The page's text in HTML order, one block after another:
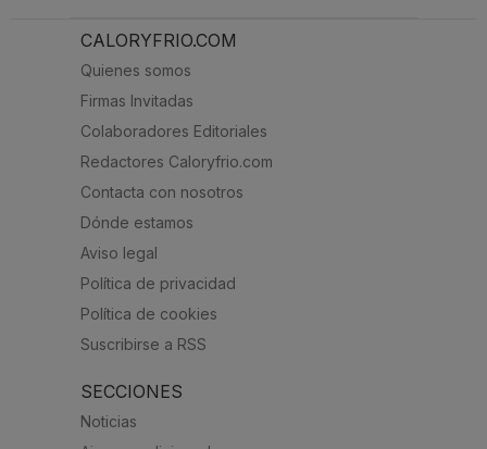
CALORYFRIO.COM
Quienes somos
Firmas Invitadas
Colaboradores Editoriales
Redactores Caloryfrio.com
Contacta con nosotros
Dónde estamos
Aviso legal
Política de privacidad
Política de cookies
Suscribirse a RSS
SECCIONES
Noticias